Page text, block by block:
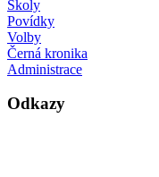
Školy
Povídky
Volby
Černá kronika
Administrace
Odkazy